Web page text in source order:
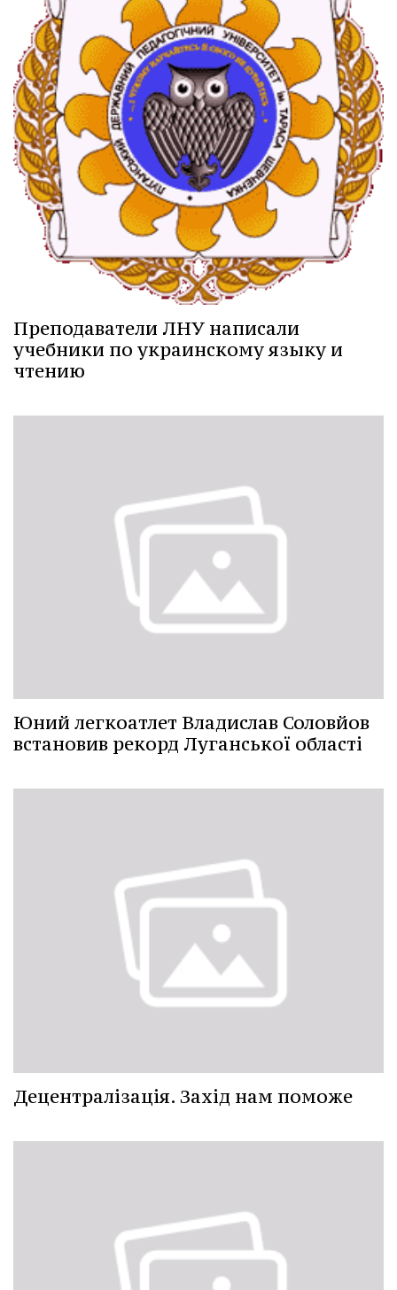
Преподаватели ЛНУ написали
учебники по украинскому языку и
чтению
Юний легкоатлет Владислав Соловйов
встановив рекорд Луганської області
Децентралізація. Захід нам поможе